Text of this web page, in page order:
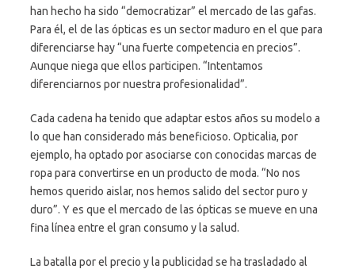
han hecho ha sido “democratizar” el mercado de las gafas.
Para él, el de las ópticas es un sector maduro en el que para
diferenciarse hay “una fuerte competencia en precios”.
Aunque niega que ellos participen. “Intentamos
diferenciarnos por nuestra profesionalidad”.
Cada cadena ha tenido que adaptar estos años su modelo a
lo que han considerado más beneficioso. Opticalia, por
ejemplo, ha optado por asociarse con conocidas marcas de
ropa para convertirse en un producto de moda. “No nos
hemos querido aislar, nos hemos salido del sector puro y
duro”. Y es que el mercado de las ópticas se mueve en una
fina línea entre el gran consumo y la salud.
La batalla por el precio y la publicidad se ha trasladado al